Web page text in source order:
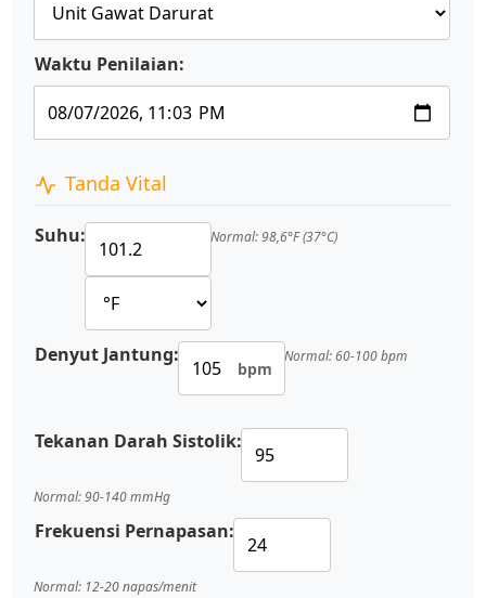
Waktu Penilaian:
Tanda Vital
Suhu: Normal: 98,6°F (37°C)
Denyut Jantung:
bpm
Normal: 60-100 bpm
Tekanan Darah Sistolik:
Normal: 90-140 mmHg
Frekuensi Pernapasan:
Normal: 12-20 napas/menit